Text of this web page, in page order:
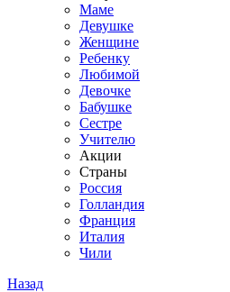
Маме
Девушке
Женщине
Ребенку
Любимой
Девочке
Бабушке
Сестре
Учителю
Акции
Страны
Россия
Голландия
Франция
Италия
Чили
Назад